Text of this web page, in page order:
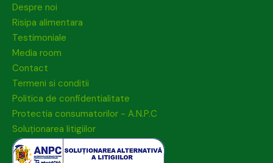
Despre noi
Risipa alimentara
Testimoniale
Media room
Contact
Termeni si conditii
Politica de confidentialitate
Protectia consumatorilor - A.N.P.C
Soluționarea litigiilor